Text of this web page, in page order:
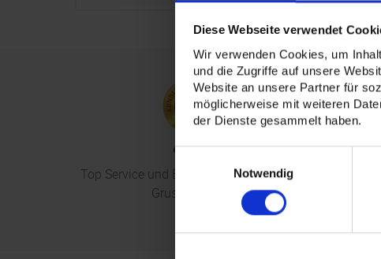
Diese Webseite verwendet
Wir verwenden Cookies, um
und die Zugriffe auf unsere
Website an unsere Partner für
möglicherweise mit weiteren
der Dienste gesammelt haben.
Einwilligungsauswahl
Notwendig
ekomi
Top Service und Betreuung; Mike, Firma
Gruschdesign
Lassen